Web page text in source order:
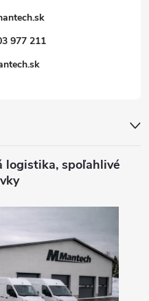
977 211
logistika, spoľahlivé